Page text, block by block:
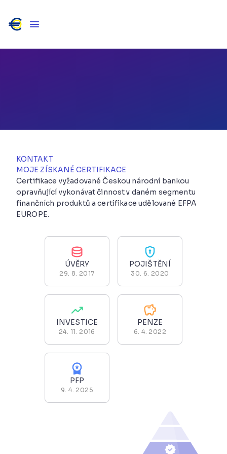
KONTAKT
MOJE ZÍSKANÉ CERTIFIKACE
Certifikace vyžadované Českou národní bankou
opravňující vykonávat činnost v daném segmentu
finančních produktů a certifikace udělované EFPA
EUROPE.
ÚVĚRY
29. 8. 2017
POJIŠTĚNÍ
30. 6. 2020
INVESTICE
24. 11. 2016
PENZE
6. 4. 2022
PFP
9. 4. 2025